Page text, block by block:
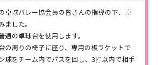
卓球バレー協会員の皆さんの指導の下、卓
ました。
通の卓球台を使用します。
の周りの椅子に座り、専用の板ラケットで
球をチーム内でパスを回し、3打以内で相手